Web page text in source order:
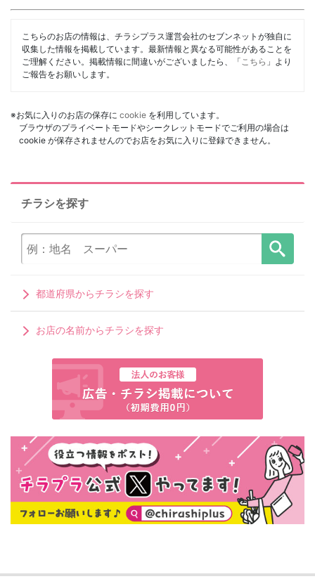
こちらのお店の情報は、チラシプラス運営会社のセブンネットが独自に
収集した情報を掲載しています。最新情報と異なる可能性があることを
ご理解ください。掲載情報に間違いがございましたら、「 こちら 」より
ご報告をお願いします。
※お気に入りのお店の保存に cookie を利用しています。
ブラウザのプライベートモードやシークレットモードでご利用の場合は
cookie が保存されませんのでお店をお気に入りに登録できません。
チラシを探す
都道府県からチラシを探す
お店の名前からチラシを探す